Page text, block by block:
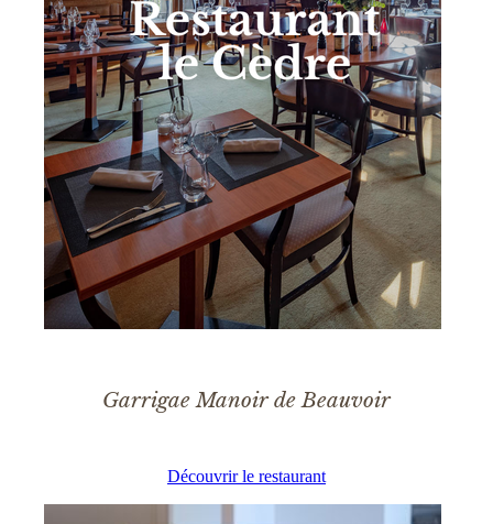
Garrigae Manoir de Beauvoir
Découvrir le restaurant